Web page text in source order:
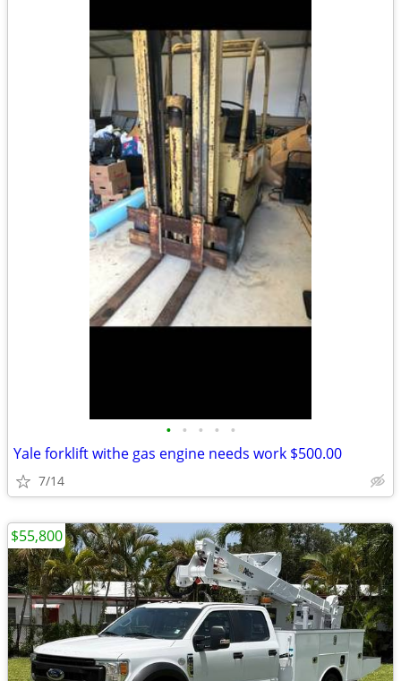
• • • • •
Yale forklift withe gas engine needs work $500.00
7/14
$55,800